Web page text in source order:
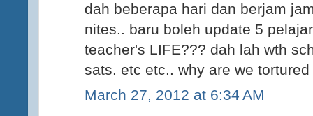
dah beberapa hari dan berjam
nites.. baru boleh update 5
teacher's LIFE??? dah lah wth
sats. etc etc.. why are we
March 27, 2012 at 6:34 AM